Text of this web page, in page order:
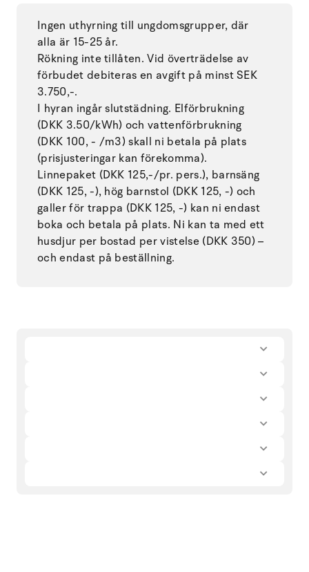
Ingen uthyrning till ungdomsgrupper, där
alla är 15-25 år.
Rökning inte tillåten. Vid överträdelse av
förbudet debiteras en avgift på minst SEK
3.750,-.
I hyran ingår slutstädning. Elförbrukning
(DKK 3.50/kWh) och vattenförbrukning
(DKK 100, - /m3) skall ni betala på plats
(prisjusteringar kan förekomma).
Linnepaket (DKK 125,-/pr. pers.), barnsäng
(DKK 125, -), hög barnstol (DKK 125, -) och
galler för trappa (DKK 125, -) kan ni endast
boka och betala på plats. Ni kan ta med ett
husdjur per bostad per vistelse (DKK 350) –
och endast på beställning.